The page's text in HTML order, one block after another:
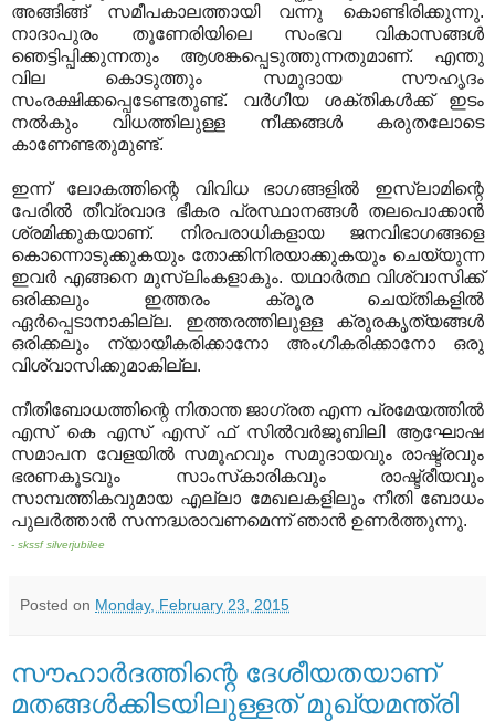
അങ്ങിങ്ങ് സമീപകാലത്തായി വന്നു കൊണ്ടിരിക്കുന്നു.
നാദാപുരം തൂണേരിയിലെ സംഭവ വികാസങ്ങള്‍
ഞെട്ടിപ്പിക്കുന്നതും ആശങ്കപ്പെടുത്തുന്നതുമാണ്. എന്തു
വില കൊടുത്തും സമുദായ സൗഹൃദം
സംരക്ഷിക്കപ്പെടേണ്ടതുണ്ട്. വര്‍ഗീയ ശക്തികള്‍ക്ക് ഇടം
നല്‍കും വിധത്തിലുള്ള നീക്കങ്ങള്‍ കരുതലോടെ
കാണേണ്ടതുമുണ്ട്.
ഇന്ന് ലോകത്തിന്റെ വിവിധ ഭാഗങ്ങളില്‍ ഇസ്‌ലാമിന്റെ
പേരില്‍ തീവ്രവാദ ഭീകര പ്രസ്ഥാനങ്ങള്‍ തലപൊക്കാന്‍
ശ്രമിക്കുകയാണ്. നിരപരാധികളായ ജനവിഭാഗങ്ങളെ
കൊന്നൊടുക്കുകയും തോക്കിനിരയാക്കുകയും ചെയ്യുന്ന
ഇവര്‍ എങ്ങനെ മുസ്‌ലിംകളാകും. യഥാര്‍ത്ഥ വിശ്വാസിക്ക്
ഒരിക്കലും ഇത്തരം ക്രൂര ചെയ്തികളില്‍
ഏര്‍പ്പെടാനാകില്ല. ഇത്തരത്തിലുള്ള ക്രൂരകൃത്യങ്ങള്‍
ഒരിക്കലും ന്യായീകരിക്കാനോ അംഗീകരിക്കാനോ ഒരു
വിശ്വാസിക്കുമാകില്ല.
നീതിബോധത്തിന്റെ നിതാന്ത ജാഗ്രത എന്ന പ്രമേയത്തില്‍
എസ് കെ എസ് എസ് ഫ് സില്‍വര്‍ജൂബിലി ആഘോഷ
സമാപന വേളയില്‍ സമൂഹവും സമുദായവും രാഷ്ട്രവും
ഭരണകൂടവും സാംസ്‌കാരികവും രാഷ്ട്രീയവും
സാമ്പത്തികവുമായ എല്ലാ മേഖലകളിലും നീതി ബോധം
പുലര്‍ത്താന്‍ സന്നദ്ധരാവണമെന്ന് ഞാന്‍ ഉണര്‍ത്തുന്നു.
- skssf silverjubilee
Posted on Monday, February 23, 2015
സൗഹാര്‍ദത്തിന്റെ ദേശീയതയാണ്
മതങ്ങള്‍ക്കിടയിലുള്ളത് മുഖ്യമന്ത്രി